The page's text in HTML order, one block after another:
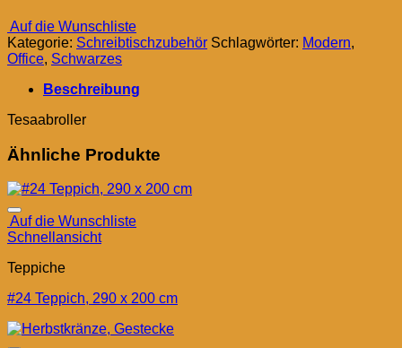
Auf die Wunschliste
Kategorie: Schreibtischzubehör Schlagwörter: Modern,
Office, Schwarzes
Beschreibung
Tesaabroller
Ähnliche Produkte
Auf die Wunschliste
Schnellansicht
Teppiche
#24 Teppich, 290 x 200 cm